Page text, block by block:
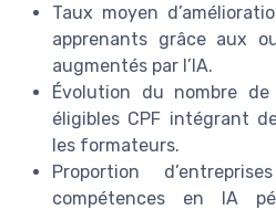
Taux moyen
apprenants grâce aux
augmentés par l’IA.
Évolution du nombre
éligibles CPF intégrant
les formateurs.
Proportion
compétences en IA